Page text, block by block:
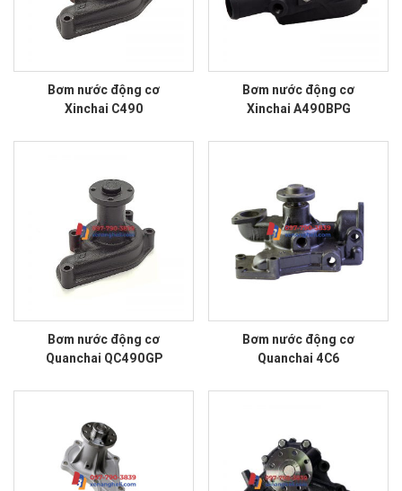
Bơm nước động cơ
Xinchai C490
Bơm nước động cơ
Xinchai A490BPG
Bơm nước động cơ
Quanchai QC490GP
Bơm nước động cơ
Quanchai 4C6